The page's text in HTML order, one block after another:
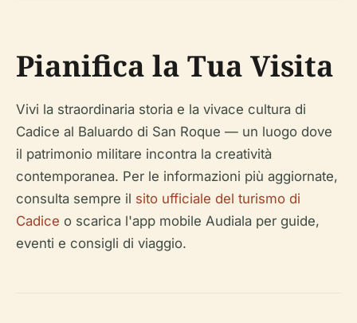
Pianifica la Tua Visita
Vivi la straordinaria storia e la vivace cultura di
Cadice al Baluardo di San Roque — un luogo dove
il patrimonio militare incontra la creatività
contemporanea. Per le informazioni più aggiornate,
consulta sempre il sito ufficiale del turismo di
Cadice o scarica l'app mobile Audiala per guide,
eventi e consigli di viaggio.